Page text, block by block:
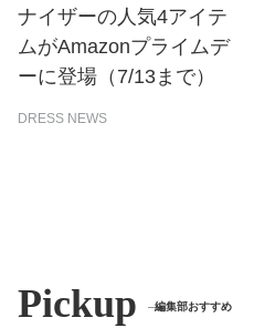
ナイザーの人気4アイテ
ムがAmazonプライムデ
ーに登場（7/13まで）
DRESS NEWS
Pickup 編集部おすすめ